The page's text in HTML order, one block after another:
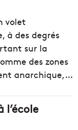
volet
à des degrés
sur la
des zones
anarchique,…
l’école